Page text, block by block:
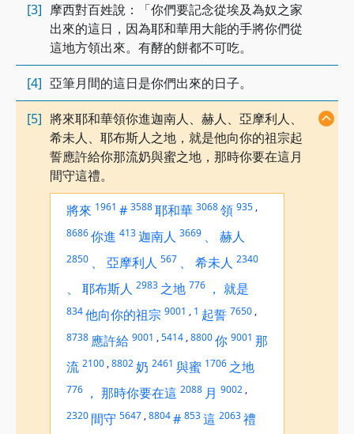
[3] 摩西對百姓說：「你們要記念從埃及為奴之家
出來的這日，因為耶和華用大能的手將你們從
這地方領出來。有酵的餅都不可吃。
[4] 亞筆月間的這日是你們出來的日子。
[5] 將來耶和華領你進迦南人、赫人、亞摩利人、
希未人、耶布斯人之地，就是他向你的祖宗起
誓應許給你那流奶與蜜之地，那時你要在這月
間守這禮。
將來 1961 # 3588耶和華 3068領 935 ,
8686你進 413迦南人 3669 、 赫人
2850 、 亞摩利人 567 、 希未人 2340
、 耶布斯人 2983 之地 776 ， 就是
834他向你的祖宗 9001 , 1 起誓 7650 ,
8738 應許給 9001 ,5414 ,8800你 9001 那
流 2100 ,8802奶 2461 與蜜 1706 之地
776 ， 那時你要在這 2088 月 9002 ,
2320 間守 5647 ,8804# 853這 2063禮